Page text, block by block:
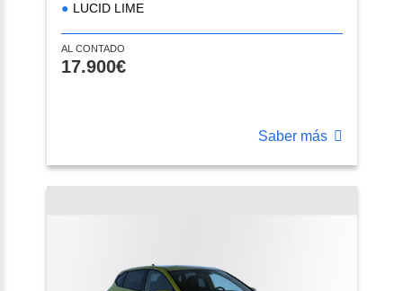
LUCID LIME
AL CONTADO
17.900€
Saber más